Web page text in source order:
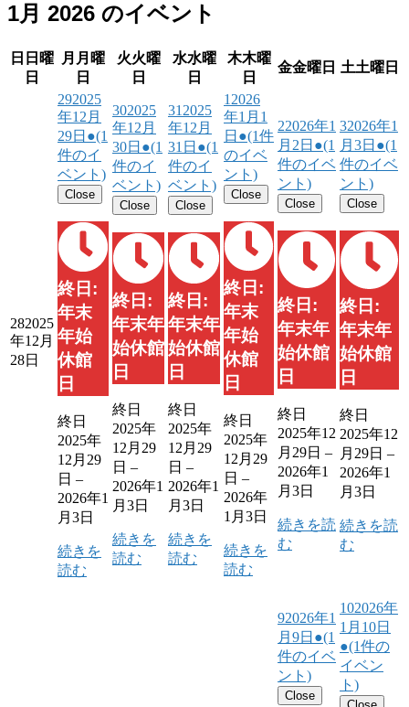
1月 2026 のイベント
日 日曜
日
月 月曜
日
火火曜
日
水水曜
日
木木曜
日
金金曜日 土土曜日
282025
年12月
28日
292025
年12月
29日 ●(1
件のイ
ベント)
Close
終日:
年末
年始
休館
日
終日
2025年
12月29
日 –
2026年1
月3日
続きを
読む
302025
年12月
30日 ●(1
件のイ
ベント)
Close
終日:
年末年
始休館
日
終日
2025年
12月29
日 –
2026年1
月3日
続きを
読む
31 2025
年12月
31日 ●(1
件のイ
ベント)
Close
終日:
年末年
始休館
日
終日
2025年
12月29
日 –
2026年1
月3日
続きを
読む
1 2026
年1月1
日 ●(1件
のイベ
ント)
Close
終日:
年末
年始
休館
日
終日
2025年
12月29
日 –
2026年
1月3日
続きを
読む
22026年1
月2日 ●(1
件のイベ
ント)
Close
終日:
年末年
始休館
日
終日
2025年12
月29日 –
2026年1
月3日
続きを読
む
32026年1
月3日 ●(1
件のイベ
ント)
Close
終日:
年末年
始休館
日
終日
2025年12
月29日 –
2026年1
月3日
続きを読
む
92026年1
月9日 ●(1
件のイベ
ント)
Close
102026年
1月10日
●(1件の
イベン
ト)